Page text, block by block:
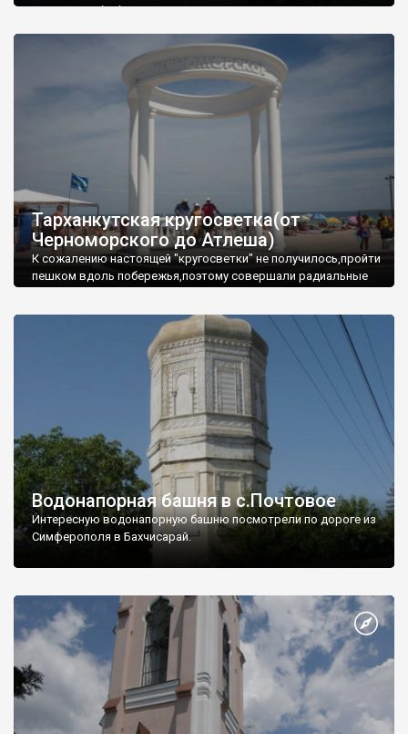
запрошую відвідати це
Тарханкутская кругосветка(от
Черноморского до Атлеша)
К сожалению настоящей "кругосветки" не получилось,пройти
пешком вдоль побережья,поэтому совершали радиальные
Водонапорная башня в с.Почтовое
Интересную водонапорную башню посмотрели по дороге из
Симферополя в Бахчисарай.